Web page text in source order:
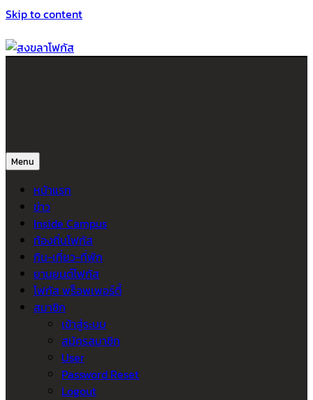
Skip to content
Menu
หน้าแรก
ข่าว
Inside Campus
ท้องถิ่นโฟกัส
กิน-เที่ยว-ที่พัก
ยานยนต์โฟกัส
โฟกัส พร็อพเพอร์ตี้
สมาชิก
เข้าสู่ระบบ
สมัครสมาชิก
User
Password Reset
Logout